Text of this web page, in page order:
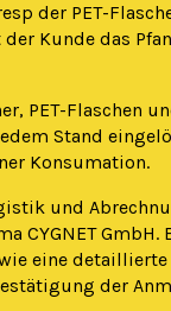
der PET-
Kunde das
PET-Flaschen
Stand
Konsumation.
und
CYGNET GmbH.
eine
der